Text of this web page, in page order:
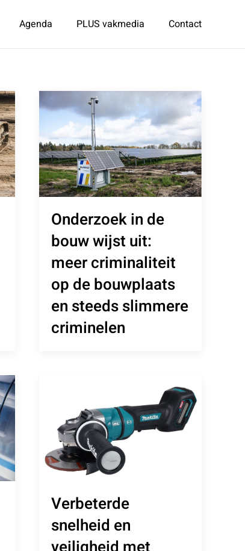
Agenda PLUS vakmedia Contact
Onderzoek in de
bouw wijst uit:
meer criminaliteit
op de bouwplaats
en steeds slimmere
criminelen
Verbeterde
snelheid en